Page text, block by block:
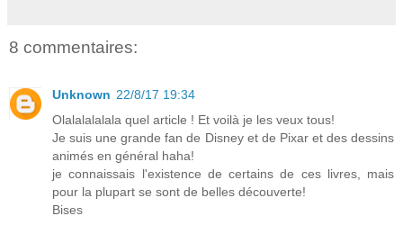
8 commentaires:
Unknown 22/8/17 19:34
Olalalalalala quel article ! Et voilà je les veux tous!
Je suis une grande fan de Disney et de Pixar et des dessins
animés en général haha!
je connaissais l'existence de certains de ces livres, mais
pour la plupart se sont de belles découverte!
Bises